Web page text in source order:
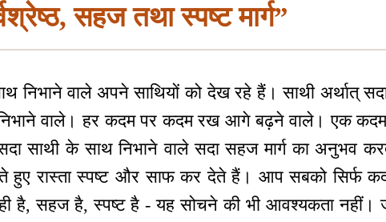
सहज तथा स्पष्ट मार्ग”
निभाने वाले अपने साथियों को देख रहे हैं। साथी अर्थात्
वाले। हर कदम पर कदम रख आगे बढ़ने वाले। एक
साथी के साथ निभाने वाले सदा सहज मार्ग का अनुभव
हुए रास्ता स्पष्ट और साफ कर देते हैं। आप सबको सिर्फ
है, सहज है, स्पष्ट है - यह सोचने की भी आवश्यकता नहीं।